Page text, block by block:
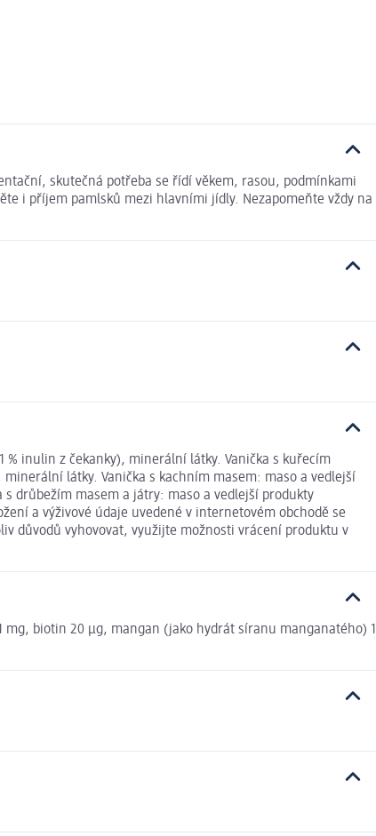
skutečná potřeba se řídí věkem, rasou, podmínkami
i příjem pamlsků mezi hlavními jídly. Nezapomeňte vždy na
inulin z čekanky), minerální látky. Vanička s kuřecím
látky. Vanička s kachním masem: maso a vedlejší
drůbežím masem a játry: maso a vedlejší produkty
a výživové údaje uvedené v internetovém obchodě se
důvodů vyhovovat, využijte možnosti vrácení produktu v
biotin 20 µg, mangan (jako hydrát síranu manganatého) 1